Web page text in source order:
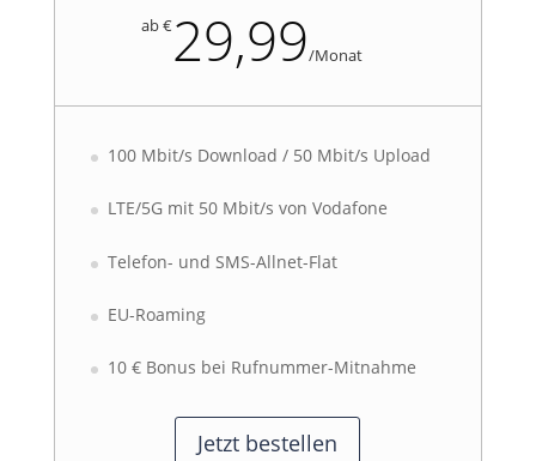
ab €29,99/Monat
100 Mbit/s Download / 50 Mbit/s Upload
LTE/5G mit 50 Mbit/s von Vodafone
Telefon- und SMS-Allnet-Flat
EU-Roaming
10 € Bonus bei Rufnummer-Mitnahme
Jetzt bestellen